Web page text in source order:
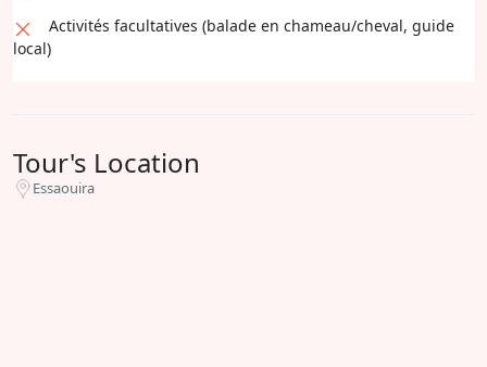
Activités facultatives (balade en chameau/cheval, guide
local)
Tour's Location
Essaouira